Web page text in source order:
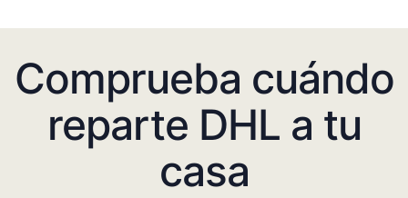
Comprueba cuándo
reparte DHL a tu
casa